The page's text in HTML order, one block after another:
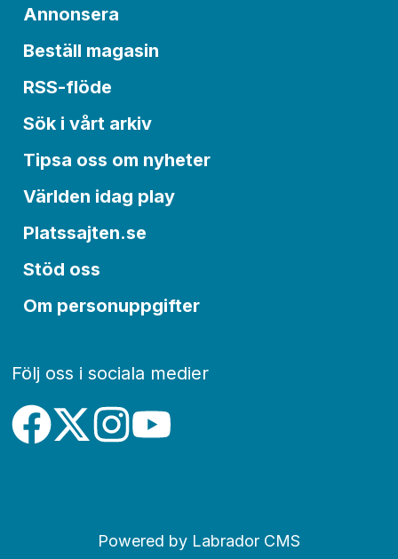
Annonsera
Beställ magasin
RSS-flöde
Sök i vårt arkiv
Tipsa oss om nyheter
Världen idag play
Platssajten.se
Stöd oss
Om personuppgifter
Följ oss i sociala medier
Powered by Labrador CMS